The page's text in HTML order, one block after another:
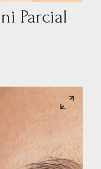
Parcial